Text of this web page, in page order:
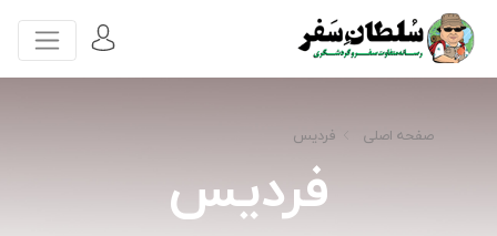
فردیس
صفحه اصلی فردیس